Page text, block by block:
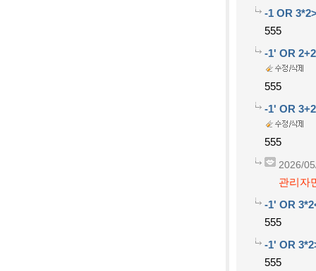
-1 OR
555
-1' OR
555
-1' OR
555
2026/
관리자
-1' OR
555
-1' OR
555